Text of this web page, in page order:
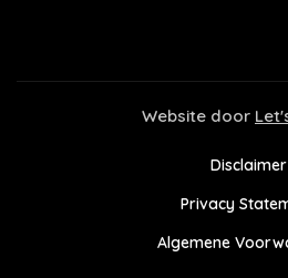
Website door
Disclaimer
Privacy
Algemene